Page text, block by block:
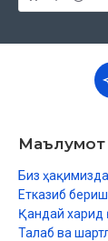
Маълумот
Биз ҳақимизда
Етказиб бериш
Қандай харид
Талаб ва